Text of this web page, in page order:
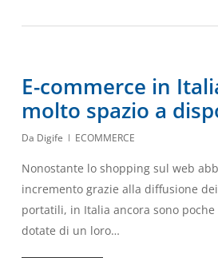
E-commerce in
molto spazio a
Da Digife ECOMMERCE
Nonostante lo shopping sul web
incremento grazie alla diffusione
portatili, in Italia ancora sono
dotate di un loro…